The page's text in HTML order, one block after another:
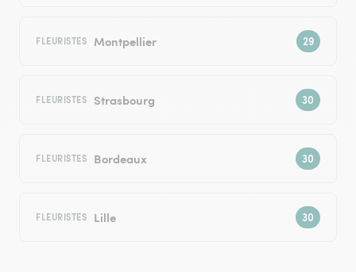
FLEURISTES Montpellier
FLEURISTES Strasbourg
FLEURISTES Bordeaux
FLEURISTES Lille